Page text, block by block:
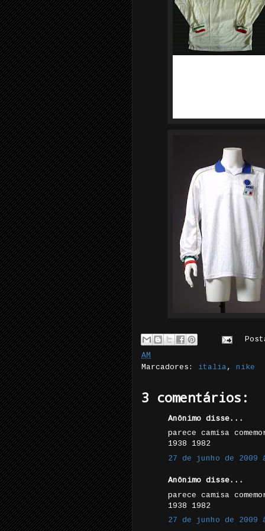
AM
Marcadores: italia , nike
3 comentários:
Anônimo disse...
parece camisa
1938 1982
27 de junho de 2009
Anônimo disse...
parece camisa
1938 1982
27 de junho de 2009